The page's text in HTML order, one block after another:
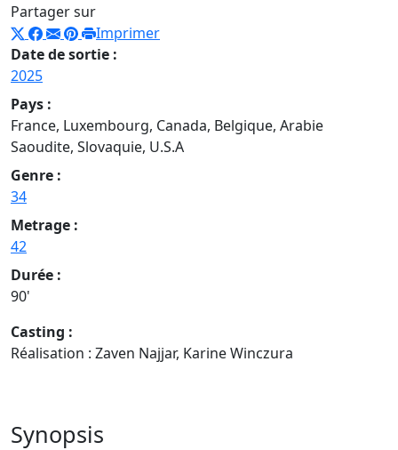
Partager sur
Imprimer
Date de sortie :
2025
Pays :
France, Luxembourg, Canada, Belgique, Arabie
Saoudite, Slovaquie, U.S.A
Genre :
34
Metrage :
42
Durée :
90'
Casting :
Réalisation : Zaven Najjar, Karine Winczura
Synopsis